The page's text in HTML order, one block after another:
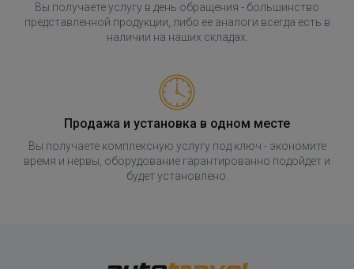
Вы получаете услугу в день обращения - большинство
представленной продукции, либо ее аналоги всегда есть в
наличии на наших складах.
Продажа и установка в одном месте
Вы получаете комплексную услугу под ключ - экономите
время и нервы, оборудование гарантированно подойдет и
будет установлено.